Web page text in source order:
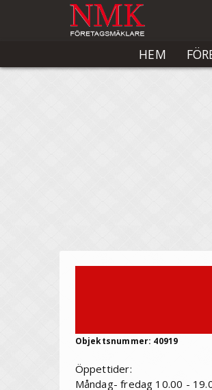
HEM
Objektsnummer: 40919
Öppettider:
Måndag- fredag 10.00 -